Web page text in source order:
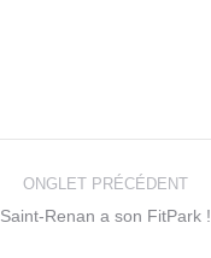
ONGLET PRÉCÉDENT
Onglet
Saint-Renan a son FitPark !